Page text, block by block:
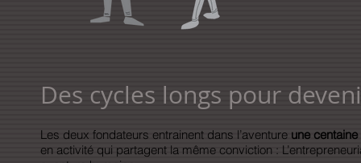
Des cycles longs pour
Les deux fondateurs entrainent dans l’aventure une
en activité qui partagent la même conviction :